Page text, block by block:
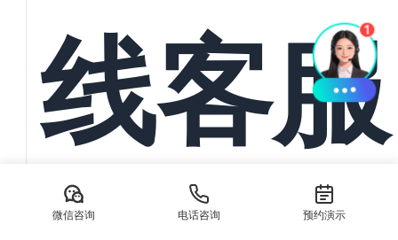
与订
动导入
线客
AI在线客服系统：本地生活服务离不开抖音/美团私信承接 在数
生活服务商家正面临前所未有的流量竞争压力。无论是餐饮、美
务，消费...
微信咨询 电话咨询 预约演示